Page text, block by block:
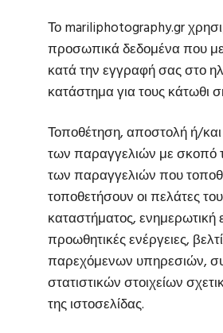
Το mariliphotography.gr
προσωπικά δεδομένα που
κατά την εγγραφή σας στο
κατάστημα για τους κάτωθι
Τοποθέτηση, αποστολή ή/
των παραγγελιών με σκοπό
των παραγγελιών που
τοποθετήσουν οι πελάτες
καταστήματος, ενημερωτική
προωθητικές ενέργειες,
παρεχόμενων υπηρεσιών,
στατιστικών στοιχείων
της ιστοσελίδας.